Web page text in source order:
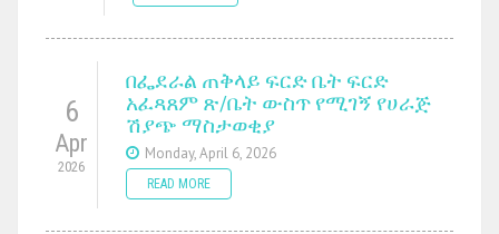
6
Apr
2026
በፌደራል ጠቅላይ ፍርድ ቤት ፍርድ
አፈጻጸም ጽ/ቤት ውስጥ የሚገኝ የሀራጅ
ሽያጭ ማስታወቂያ
Monday, April 6, 2026
READ MORE